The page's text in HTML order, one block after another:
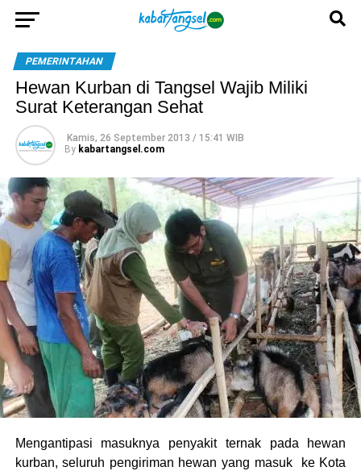
PEMERINTAHAN
Hewan Kurban di Tangsel Wajib Miliki
Surat Keterangan Sehat
Kamis, 26 September 2013 / 15:41 WIB
By kabartangsel.com
Mengantipasi masuknya penyakit ternak pada hewan
kurban, seluruh pengiriman hewan yang masuk ke Kota